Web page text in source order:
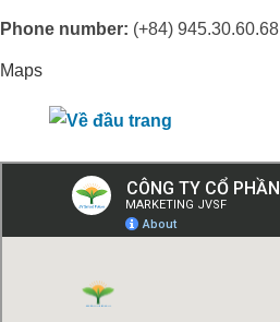
Phone number: (+84) 945.30.60.68
Maps